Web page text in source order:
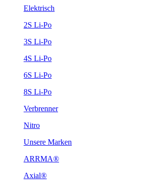
Elektrisch
2S Li-Po
3S Li-Po
4S Li-Po
6S Li-Po
8S Li-Po
Verbrenner
Nitro
Unsere Marken
ARRMA®
Axial®